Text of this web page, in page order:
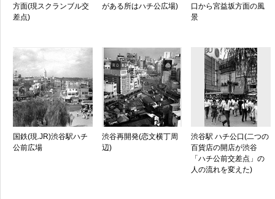
方面(現スクランブル交
差点)
がある所はハチ公広場)
口から宮益坂方面の風
景
国鉄(現.JR)渋谷駅ハチ
公前広場
渋谷再開発(恋文横丁周
辺)
渋谷駅 ハチ公口(二つの
百貨店の開店が渋谷
「ハチ公前交差点」の
人の流れを変えた)